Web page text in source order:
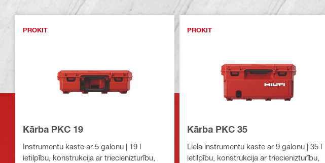
PROKIT
Kārba PKC 19
Instrumentu kaste ar 5 galonu | 19 l
ietilpību, konstrukcija ar triecienizturību,
PROKIT
Kārba PKC 35
Liela instrumentu kaste ar 9 galonu | 35 l
ietilpību, konstrukcija ar triecienizturību,